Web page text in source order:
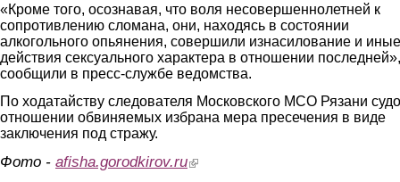
«Кроме того, осознавая, что воля несовершеннолетней к
сопротивлению сломана, они, находясь в состоянии
алкогольного опьянения, совершили изнасилование и иные
действия сексуального характера в отношении
сообщили в пресс-службе ведомства.
По ходатайству следователя Московского МСО Рязани
отношении обвиняемых избрана мера пресечения в виде
заключения под стражу.
Фото - afisha.gorodkirov.ru(link is external)